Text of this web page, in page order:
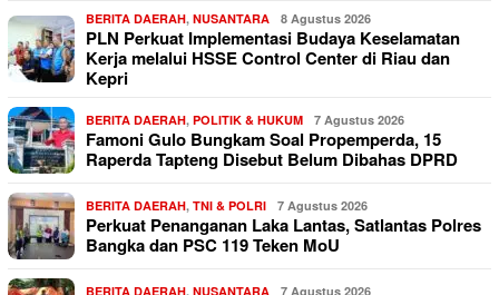
BERITA DAERAH, NUSANTARA 8 Agustus 2026
PLN Perkuat Implementasi Budaya Keselamatan
Kerja melalui HSSE Control Center di Riau dan
Kepri
BERITA DAERAH, POLITIK & HUKUM 7 Agustus 2026
Famoni Gulo Bungkam Soal Propemperda, 15
Raperda Tapteng Disebut Belum Dibahas DPRD
BERITA DAERAH, TNI & POLRI 7 Agustus 2026
Perkuat Penanganan Laka Lantas, Satlantas Polres
Bangka dan PSC 119 Teken MoU
BERITA DAERAH, NUSANTARA 7 Agustus 2026